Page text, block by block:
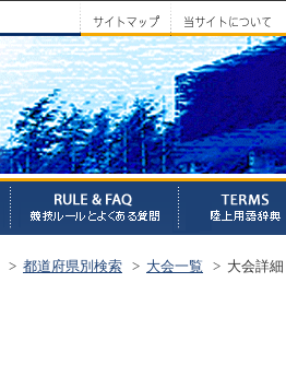
> 都道府県別検索 > 大会一覧 > 大会詳細